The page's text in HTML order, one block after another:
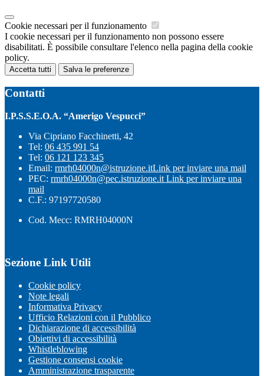
Cookie necessari per il funzionamento
I cookie necessari per il funzionamento non possono essere
disabilitati. È possibile consultare l'elenco nella pagina della cookie
policy.
Accetta tutti Salva le preferenze
Contatti
I.P.S.S.E.O.A. “Amerigo Vespucci”
Via Cipriano Facchinetti, 42
Tel: 06 435 991 54
Tel: 06 121 123 345
Email: rmrh04000n@istruzione.itLink per inviare una mail
PEC: rmrh04000n@pec.istruzione.it Link per inviare una
mail
C.F.: 97197720580
Cod. Mecc: RMRH04000N
Sezione Link Utili
Cookie policy
Note legali
Informativa Privacy
Ufficio Relazioni con il Pubblico
Dichiarazione di accessibilità
Obiettivi di accessibilità
Whistleblowing
Gestione consensi cookie
Amministrazione trasparente